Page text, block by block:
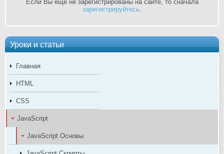
Уроки и статьи
Главная
HTML
CSS
JavaScript
JavaScript Основы
Если Вы ещё не зарегистрированы на сайте, то сначала
зарегистрируйтесь.